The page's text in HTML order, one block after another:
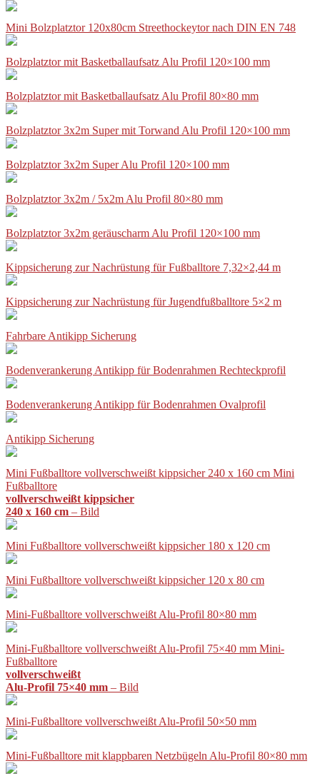
Mini Bolzplatztor 120x80cm Streethockeytor nach DIN EN 748
Bolzplatztor mit Basketballaufsatz Alu Profil 120×100 mm
Bolzplatztor mit Basketballaufsatz Alu Profil 80×80 mm
Bolzplatztor 3x2m Super mit Torwand Alu Profil 120×100 mm
Bolzplatztor 3x2m Super Alu Profil 120×100 mm
Bolzplatztor 3x2m / 5x2m Alu Profil 80×80 mm
Bolzplatztor 3x2m geräuscharm Alu Profil 120×100 mm
Kippsicherung zur Nachrüstung für Fußballtore 7,32×2,44 m
Kippsicherung zur Nachrüstung für Jugendfußballtore 5×2 m
Fahrbare Antikipp Sicherung
Bodenverankerung Antikipp für Bodenrahmen Rechteckprofil
Bodenverankerung Antikipp für Bodenrahmen Ovalprofil
Antikipp Sicherung
Mini Fußballtore vollverschweißt kippsicher 240 x 160 cm Mini
Fußballtore
vollverschweißt kippsicher
240 x 160 cm – Bild
Mini Fußballtore vollverschweißt kippsicher 180 x 120 cm
Mini Fußballtore vollverschweißt kippsicher 120 x 80 cm
Mini-Fußballtore vollverschweißt Alu-Profil 80×80 mm
Mini-Fußballtore vollverschweißt Alu-Profil 75×40 mm Mini-
Fußballtore
vollverschweißt
Alu-Profil 75×40 mm – Bild
Mini-Fußballtore vollverschweißt Alu-Profil 50×50 mm
Mini-Fußballtore mit klappbaren Netzbügeln Alu-Profil 80×80 mm